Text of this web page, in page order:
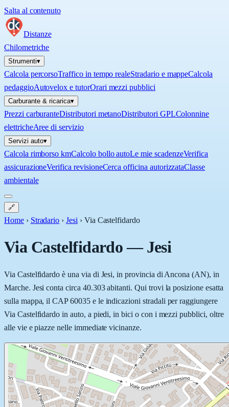
Salta al contenuto
Distanze
Chilometriche
Strumenti▾
Calcola percorsoTraffico in tempo realeStradario e mappeCalcola
pedaggioAutovelox e tutorOrari mezzi pubblici
Carburante & ricarica▾
Prezzi carburanteDistributori metanoDistributori GPLColonnine
elettricheAree di servizio
Servizi auto▾
Calcola rimborso kmCalcolo bollo autoLe mie scadenzeVerifica
assicurazioneVerifica revisioneCerca officina autorizzataClasse
ambientale
🔗
Home › Stradario › Jesi › Via Castelfidardo
Via Castelfidardo—Jesi
Via Castelfidardo è una via di Jesi, in provincia di Ancona (AN), in
Marche. Jesi conta circa 40.303 abitanti. Qui trovi la posizione esatta
sulla mappa, il CAP 60035 e le indicazioni stradali per raggiungere
Via Castelfidardo in auto, a piedi, in bici o con i mezzi pubblici, oltre
alle vie e piazze nelle immediate vicinanze.